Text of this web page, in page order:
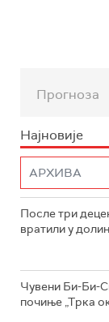
Прогноза
Најновије
После три
вратили у
Чувени Би-Би-
почиње „Трка